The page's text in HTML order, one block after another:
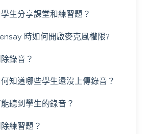
生分享課堂和練習題？
時如何開啟麥克風權限?
錄音？
知道哪些學生還沒上傳錄音？
聽到學生的錄音？
練習題？